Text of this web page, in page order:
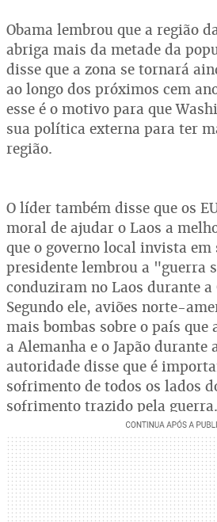
Obama lembrou que a região
abriga mais da metade da
disse que a zona se tornará
ao longo dos próximos cem
esse é o motivo para que
sua política externa para ter
região.
O líder também disse que os
moral de ajudar o Laos a
que o governo local invista em
presidente lembrou a "guerra
conduziram no Laos durante a
Segundo ele, aviões norte-
mais bombas sobre o país que
a Alemanha e o Japão durante
autoridade disse que é
sofrimento de todos os lados
sofrimento trazido pela guerra.